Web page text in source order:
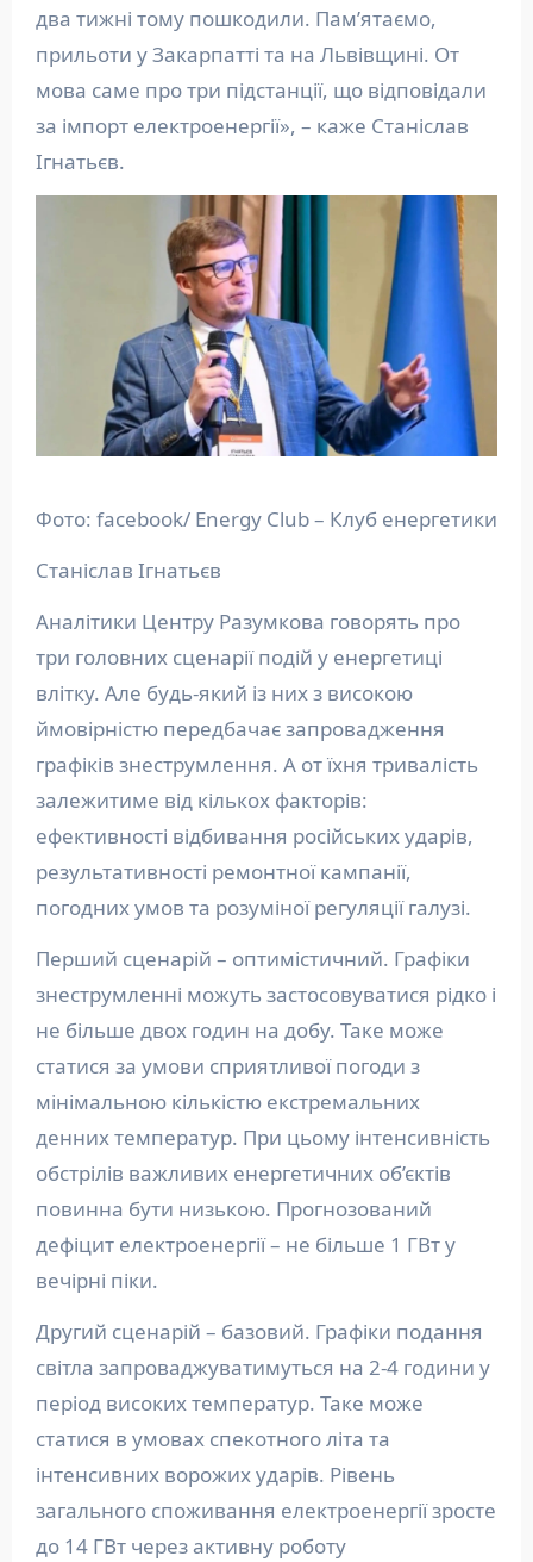
два тижні тому пошкодили. Пам’ятаємо,
прильоти у Закарпатті та на Львівщині. От
мова саме про три підстанції, що відповідали
за імпорт електроенергії», – каже Станіслав
Ігнатьєв.
Фото: facebook/ Energy Club – Клуб енергетики
Станіслав Ігнатьєв
Аналітики Центру Разумкова говорять про
три головних сценарії подій у енергетиці
влітку. Але будь-який із них з високою
ймовірністю передбачає запровадження
графіків знеструмлення. А от їхня тривалість
залежитиме від кількох факторів:
ефективності відбивання російських ударів,
результативності ремонтної кампанії,
погодних умов та розуміної регуляції галузі.
Перший сценарій – оптимістичний. Графіки
знеструмленні можуть застосовуватися рідко і
не більше двох годин на добу. Таке може
статися за умови сприятливої погоди з
мінімальною кількістю екстремальних
денних температур. При цьому інтенсивність
обстрілів важливих енергетичних об’єктів
повинна бути низькою. Прогнозований
дефіцит електроенергії – не більше 1 ГВт у
вечірні піки.
Другий сценарій – базовий. Графіки подання
світла запроваджуватимуться на 2-4 години у
період високих температур. Таке може
статися в умовах спекотного літа та
інтенсивних ворожих ударів. Рівень
загального споживання електроенергії зросте
до 14 ГВт через активну роботу